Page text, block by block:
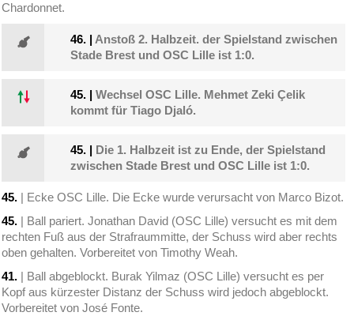
Chardonnet.
46. | Anstoß 2. Halbzeit. der Spielstand zwischen
Stade Brest und OSC Lille ist 1:0.
45. |Wechsel OSC Lille. Mehmet Zeki Çelik
kommt für Tiago Djaló.
45. | Die 1. Halbzeit ist zu Ende, der Spielstand
zwischen Stade Brest und OSC Lille ist 1:0.
45. | Ecke OSC Lille. Die Ecke wurde verursacht von Marco Bizot.
45. | Ball pariert. Jonathan David (OSC Lille) versucht es mit dem
rechten Fuß aus der Strafraummitte, der Schuss wird aber rechts
oben gehalten. Vorbereitet von Timothy Weah.
41. | Ball abgeblockt. Burak Yilmaz (OSC Lille) versucht es per
Kopf aus kürzester Distanz der Schuss wird jedoch abgeblockt.
Vorbereitet von José Fonte.